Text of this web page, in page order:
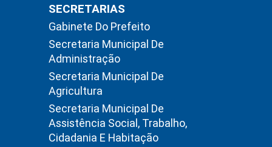
SECRETARIAS
Gabinete Do Prefeito
Secretaria Municipal De
Administração
Secretaria Municipal De
Agricultura
Secretaria Municipal De
Assistência Social, Trabalho,
Cidadania E Habitação